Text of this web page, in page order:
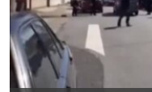
No media